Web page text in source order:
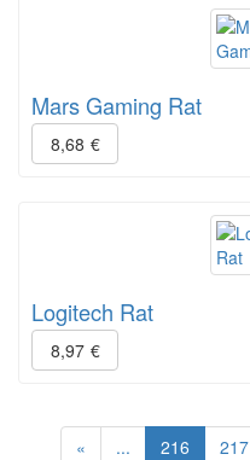
Mars Gaming Rat
8,68 €
Logitech Rat
8,97 €
« ... 216 (current)
217